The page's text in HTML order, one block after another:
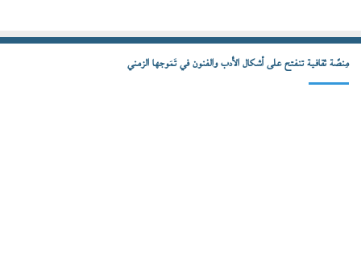
مِنصّة ثقافية تنفتح على أشكال الأدب والفنون في تَمَوجها الزمني